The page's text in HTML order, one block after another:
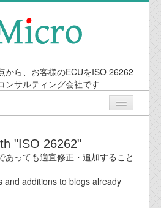
から、お客様のECUをISO 26262
ンサルティング会社です
"ISO 26262"
あっても適宜修正・追加すること
and additions to blogs already